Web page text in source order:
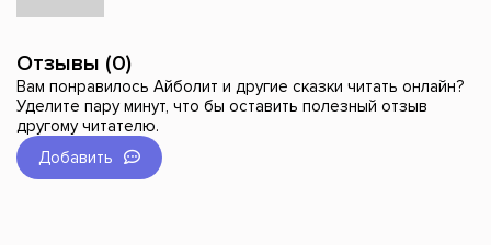
Отзывы (0)
Вам понравилось Айболит и другие сказки читать онлайн?
Уделите пару минут, что бы оставить полезный отзыв
другому читателю.
Добавить